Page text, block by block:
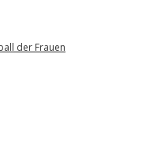
der Frauen